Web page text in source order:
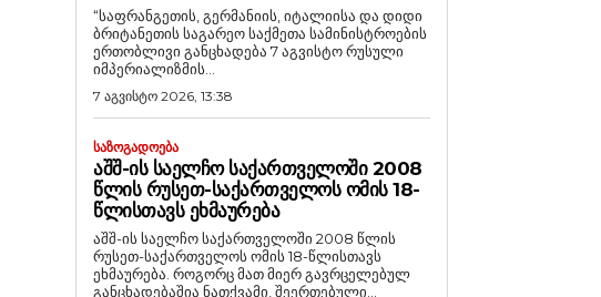
“საფრანგეთის, გერმანიის, იტალიისა და დიდი
ბრიტანეთის საგარეო საქმეთა სამინისტროების
ერთობლივი განცხადება 7 აგვისტო რუსული
იმპერიალიზმის...
7 აგვისტო 2026, 13:38
ᲡᲐᲖᲝᲒᲐᲓᲝᲔᲑᲐ
ᲐᲨᲨ-ᲘᲡ ᲡᲐᲔᲚᲩᲝ ᲡᲐᲥᲐᲠᲗᲕᲔᲚᲝᲨᲘ 2008
ᲬᲚᲘᲡ ᲠᲣᲡᲔᲗ-ᲡᲐᲥᲐᲠᲗᲕᲔᲚᲝᲡ ᲝᲛᲘᲡ 18-
ᲬᲚᲘᲡᲗᲐᲕᲡ ᲔᲮᲛᲐᲣᲠᲔᲑᲐ
აშშ-ის საელჩო საქართველოში 2008 წლის
რუსეთ-საქართველოს ომის 18-წლისთავს
ეხმაურება. როგორც მათ მიერ გავრცელებულ
განცხადებაშია ნათქვამი, შეერთებული...